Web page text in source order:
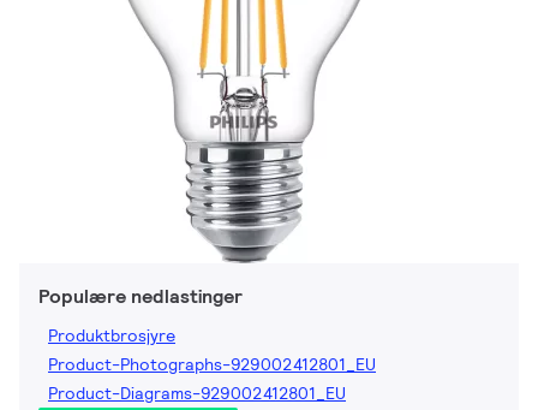
Populære nedlastinger
Produktbrosjyre
Product-Photographs-929002412801_EU
Product-Diagrams-929002412801_EU